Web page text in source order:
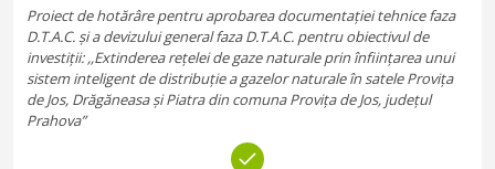
Proiect de hotărâre pentru aprobarea documentației tehnice faza
D.T.A.C. și a devizului general faza D.T.A.C. pentru obiectivul de
investiții: ,,Extinderea rețelei de gaze naturale prin înființarea unui
sistem inteligent de distribuție a gazelor naturale în satele Provița
de Jos, Drăgăneasa și Piatra din comuna Provița de Jos, județul
Prahova”